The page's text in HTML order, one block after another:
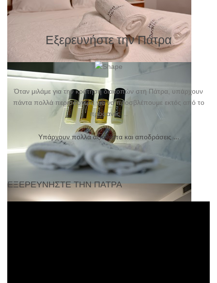
Οικογενειακό Superior
Εξερευνήστε την Πάτρα
Όταν μιλάμε για την κράτηση διακοπών στη Πάτρα, υπάρχουν
πάντα πολλά περισσότερα για να προσβλέπουμε εκτός από το
προφανές ...
Υπάρχουν πολλά αξιοθέατα και αποδράσεις ...
ΕΞΕΡΕΥΝΉΣΤΕ ΤΗΝ ΠΆΤΡΑ